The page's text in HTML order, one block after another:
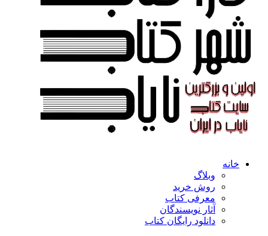
خانه
وبلاگ
روش خرید
معرفی کتاب
آثار نویسندگان
دانلود رایگان کتاب